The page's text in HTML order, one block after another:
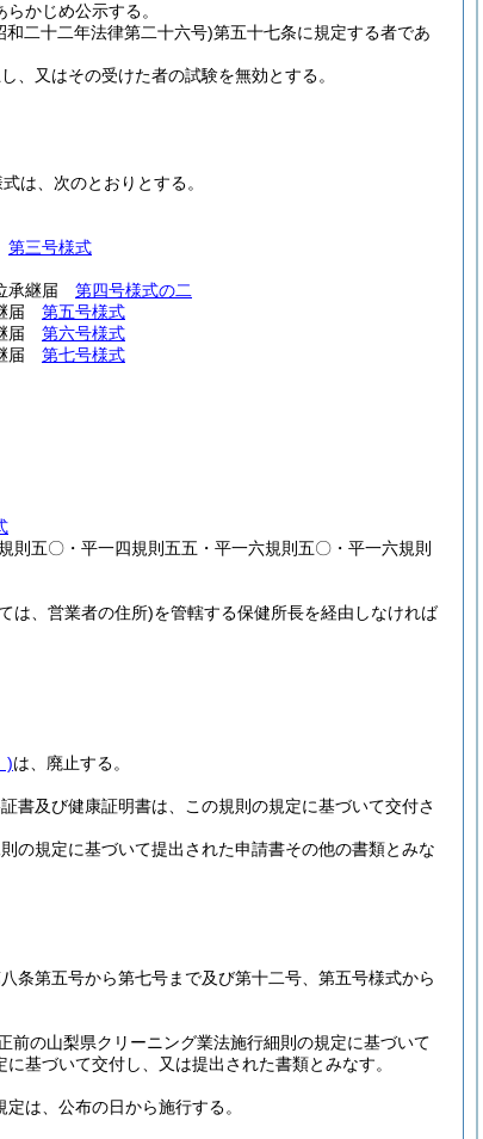
かじめ公示する。
和二十二年法律第二十六号)第五十七条に規定する者であ
、又はその受けた者の試験を無効とする。
は、次のとおりとする。
第三号様式
承継届 第四号様式の二
届 第五号様式
届 第六号様式
届 第七号様式
五〇・平一四規則五五・平一六規則五〇・平一六規則
は、営業者の住所)を管轄する保健所長を経由しなければ
)は、廃止する。
書及び健康証明書は、この規則の規定に基づいて交付さ
の規定に基づいて提出された申請書その他の書類とみな
条第五号から第七号まで及び第十二号、第五号様式から
前の山梨県クリーニング業法施行細則の規定に基づいて
基づいて交付し、又は提出された書類とみなす。
は、公布の日から施行する。